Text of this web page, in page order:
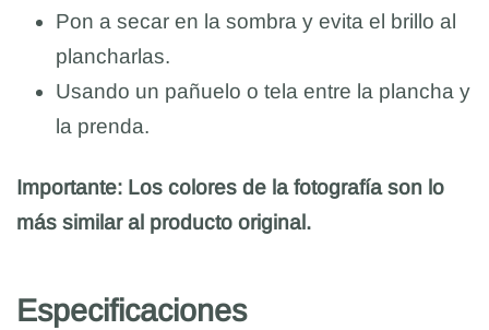
Pon a secar en la sombra y evita el brillo al
plancharlas.
Usando un pañuelo o tela entre la plancha y
la prenda.
Importante: Los colores de la fotografía son lo
más similar al producto original.
Especificaciones